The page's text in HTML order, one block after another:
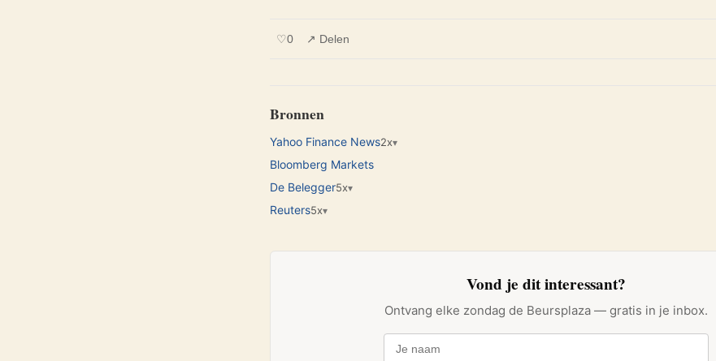
♡0 ↗ Delen
Bronnen
Yahoo Finance News2x▾
Bloomberg Markets
De Belegger5x▾
Reuters5x▾
Vond je dit interessant?
Ontvang elke zondag de Beursplaza — gratis in je inbox.